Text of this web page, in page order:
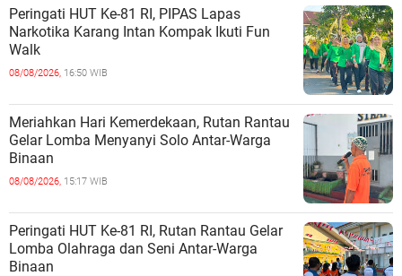
Peringati HUT Ke-81 RI, PIPAS Lapas
Narkotika Karang Intan Kompak Ikuti Fun
Walk
08/08/2026, 16:50 WIB
Meriahkan Hari Kemerdekaan, Rutan Rantau
Gelar Lomba Menyanyi Solo Antar-Warga
Binaan
08/08/2026, 15:17 WIB
Peringati HUT Ke-81 RI, Rutan Rantau Gelar
Lomba Olahraga dan Seni Antar-Warga
Binaan